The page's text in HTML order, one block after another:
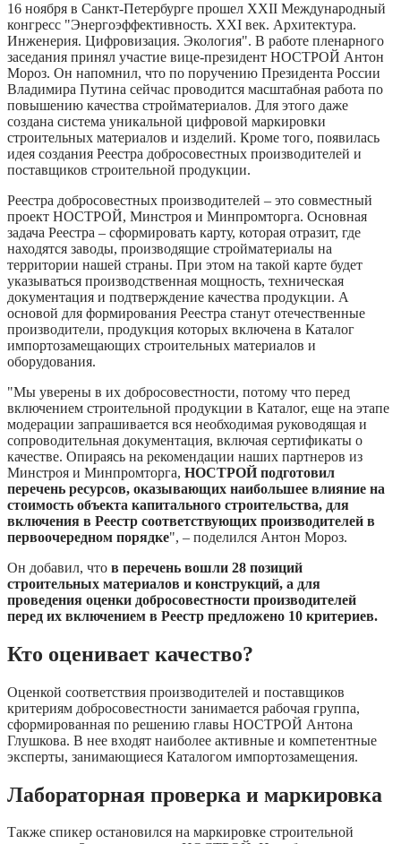
16 ноября в Санкт-Петербурге прошел ХХII Международный
конгресс "Энергоэффективность. XXI век. Архитектура.
Инженерия. Цифровизация. Экология". В работе пленарного
заседания принял участие вице-президент НОСТРОЙ Антон
Мороз. Он напомнил, что по поручению Президента России
Владимира Путина сейчас проводится масштабная работа по
повышению качества стройматериалов. Для этого даже
создана система уникальной цифровой маркировки
строительных материалов и изделий. Кроме того, появилась
идея создания Реестра добросовестных производителей и
поставщиков строительной продукции.
Реестра добросовестных производителей – это совместный
проект НОСТРОЙ, Минстроя и Минпромторга. Основная
задача Реестра – сформировать карту, которая отразит, где
находятся заводы, производящие стройматериалы на
территории нашей страны. При этом на такой карте будет
указываться производственная мощность, техническая
документация и подтверждение качества продукции. А
основой для формирования Реестра станут отечественные
производители, продукция которых включена в Каталог
импортозамещающих строительных материалов и
оборудования.
"Мы уверены в их добросовестности, потому что перед
включением строительной продукции в Каталог, еще на этапе
модерации запрашивается вся необходимая руководящая и
сопроводительная документация, включая сертификаты о
качестве. Опираясь на рекомендации наших партнеров из
Минстроя и Минпромторга, НОСТРОЙ подготовил
перечень ресурсов, оказывающих наибольшее влияние на
стоимость объекта капитального строительства, для
включения в Реестр соответствующих производителей в
первоочередном порядке", – поделился Антон Мороз.
Он добавил, что в перечень вошли 28 позиций
строительных материалов и конструкций, а для
проведения оценки добросовестности производителей
перед их включением в Реестр предложено 10 критериев.
Кто оценивает качество?
Оценкой соответствия производителей и поставщиков
критериям добросовестности занимается рабочая группа,
сформированная по решению главы НОСТРОЙ Антона
Глушкова. В нее входят наиболее активные и компетентные
эксперты, занимающиеся Каталогом импортозамещения.
Лабораторная проверка и маркировка
Также спикер остановился на маркировке строительной